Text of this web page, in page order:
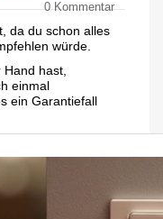
0Kommentar
da du schon alles
würde.
Hand hast,
einmal
ein Garantiefall